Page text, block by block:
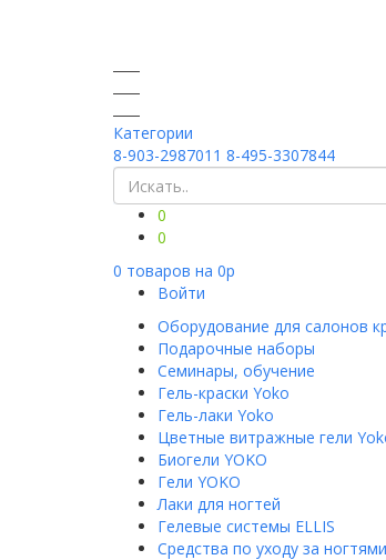
Категории
8-903-2987011 8-495-3307844
0
0
0 товаров на 0p
Войти
Оборудование для салонов
Подарочные наборы
Семинары, обучение
Гель-краски Yoko
Гель-лаки Yoko
Цветные витражные гели
Биогели YOKO
Гели YOKO
Лаки для ногтей
Гелевые системы ELLIS
Средства по уходу за ногтями